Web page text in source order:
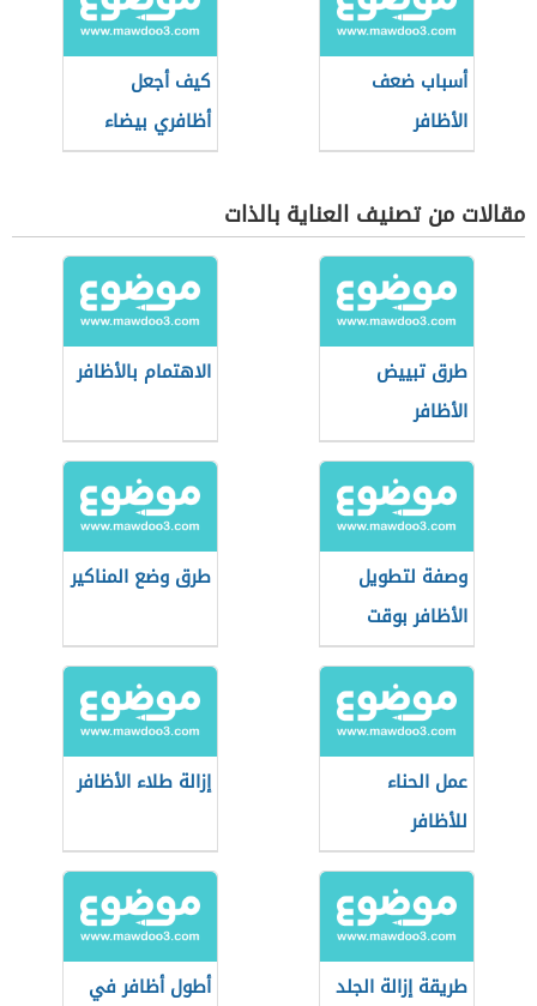
أسباب ضعف
الأظافر
كيف أجعل
أظافري بيضاء
مقالات من تصنيف العناية بالذات
طرق تبييض
الأظافر
الاهتمام بالأظافر
وصفة لتطويل
الأظافر بوقت
قصير
طرق وضع المناكير
عمل الحناء
للأظافر
إزالة طلاء الأظافر
طريقة إزالة الجلد
أطول أظافر في